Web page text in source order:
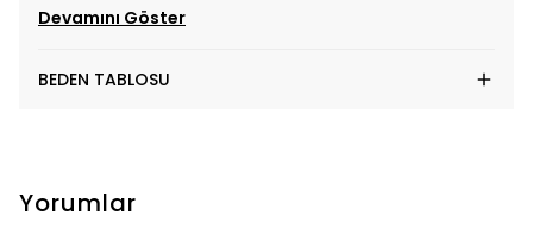
Devamını Göster
BEDEN TABLOSU
Yorumlar